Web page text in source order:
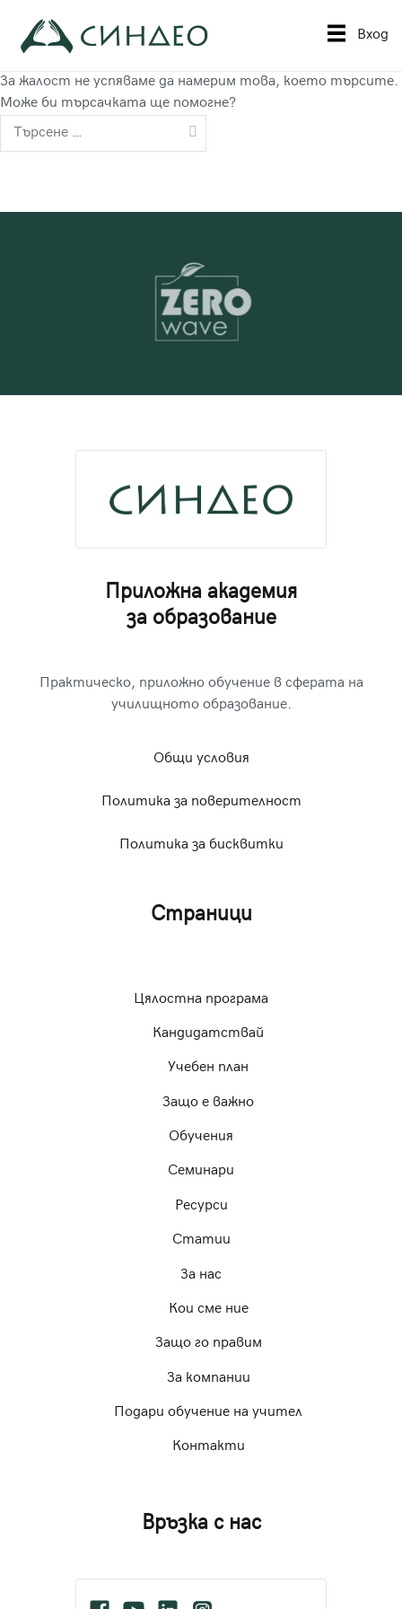
съдържанието
Вход
За жалост не успяваме да намерим това, което търсите.
Може би търсачката ще помогне?
Търсене
Приложна академия
за образование
Практическо, приложно обучение в сферата на
училищното образование.
Общи условия
Политика за поверителност
Политика за бисквитки
Страници
Цялостна програма
Кандидатствай
Учебен план
Защо е важно
Обучения
Семинари
Ресурси
Статии
За нас
Кои сме ние
Защо го правим
За компании
Подари обучение на учител
Контакти
Връзка с нас